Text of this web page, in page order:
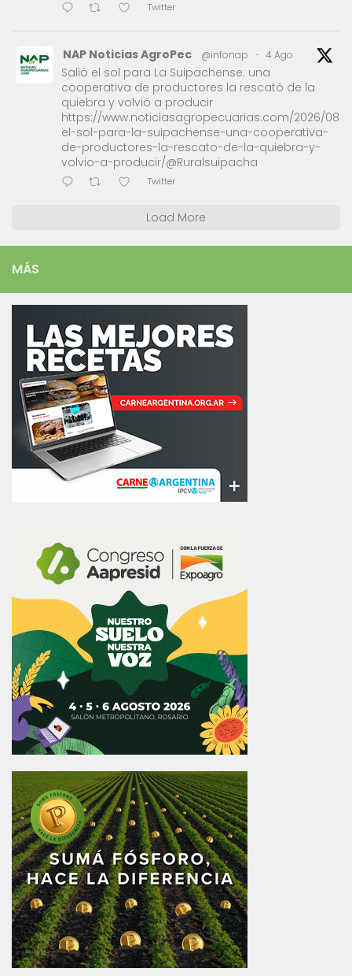
Twitter
NAP Noticias AgroPec @infonap · 4 Ago
Salió el sol para La Suipachense: una
cooperativa de productores la rescató de la
quiebra y volvió a producir
https://www.noticiasagropecuarias.com/2026/08/
el-sol-para-la-suipachense-una-cooperativa-
de-productores-la-rescato-de-la-quiebra-y-
volvio-a-producir/@Ruralsuipacha
Twitter
Load More
MÁS